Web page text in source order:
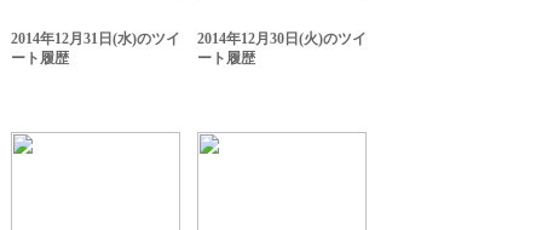
2014年12月31日(水)のツイ
ート履歴
2014年12月30日(火)のツイ
ート履歴